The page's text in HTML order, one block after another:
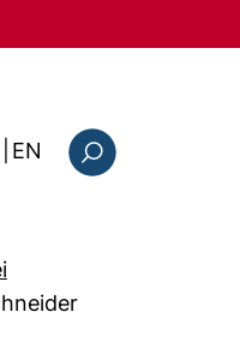
EN : the current page